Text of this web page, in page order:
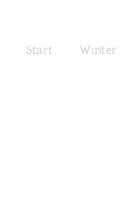
Start Winter